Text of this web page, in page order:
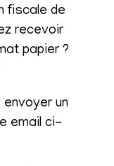
fiscale de
recevoir
papier ?
envoyer un
email ci-